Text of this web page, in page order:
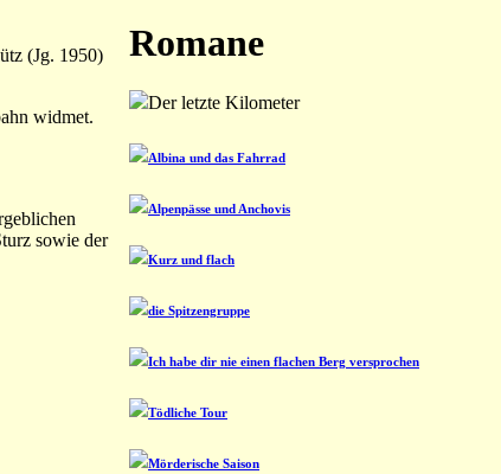
(Jg. 1950)
widmet.
sowie der
Romane
Der letzte Kilometer
Albina und das Fahrrad
Alpenpässe und Anchovis
Kurz und flach
die Spitzengruppe
Ich habe dir nie einen flachen Berg versprochen
Tödliche Tour
Mörderische Saison